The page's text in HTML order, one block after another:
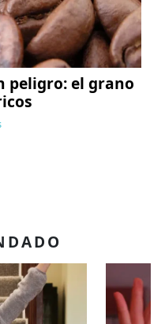
peligro: el grano